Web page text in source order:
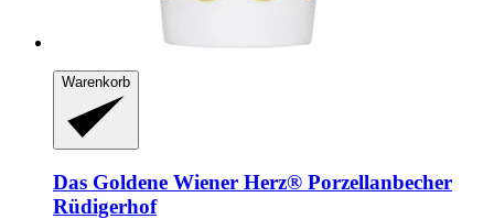
Warenkorb
Das Goldene Wiener Herz® Porzellanbecher
Rüdigerhof